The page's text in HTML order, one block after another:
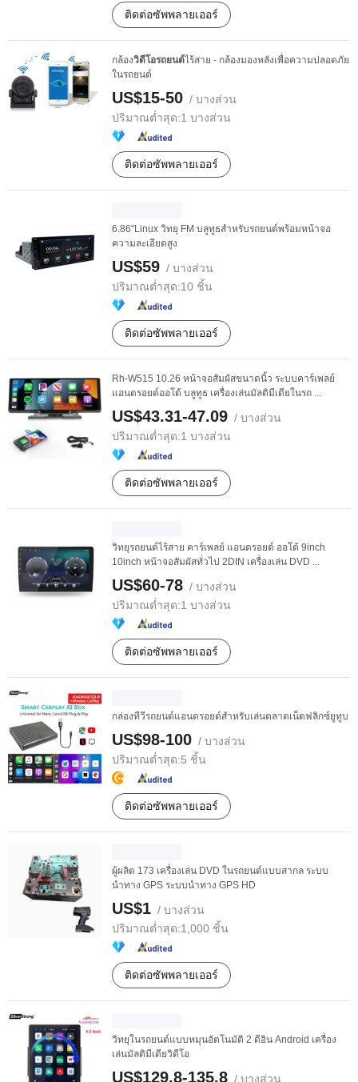
ติดต่อซัพพลายเออร์
กล้องวิดีโอรถยนต์ไร้สาย - กล้องมองหลังเพื่อความปลอดภัย
ในรถยนต์
US$15-50 / บางส่วน
ปริมาณต่ำสุด:1 บางส่วน
ติดต่อซัพพลายเออร์
6.86"Linux วิทยุ FM บลูทูธสำหรับรถยนต์พร้อมหน้าจอ
ความละเอียดสูง
US$59 / บางส่วน
ปริมาณต่ำสุด:10 ชิ้น
ติดต่อซัพพลายเออร์
Rh-W515 10.26 หน้าจอสัมผัสขนาดนิ้ว ระบบคาร์เพลย์
แอนดรอยด์ออโต้ บลูทูธ เครื่องเล่นมัลติมีเดียในรถ ...
US$43.31-47.09 / บางส่วน
ปริมาณต่ำสุด:1 บางส่วน
ติดต่อซัพพลายเออร์
วิทยุรถยนต์ไร้สาย คาร์เพลย์ แอนดรอยด์ ออโต้ 9inch
10inch หน้าจอสัมผัสทั่วไป 2DIN เครื่องเล่น DVD ...
US$60-78 / บางส่วน
ปริมาณต่ำสุด:1 บางส่วน
ติดต่อซัพพลายเออร์
กล่องทีวีรถยนต์แอนดรอยด์สำหรับเล่นตลาดเน็ตฟลิกซ์ยูทูบ
US$98-100 / บางส่วน
ปริมาณต่ำสุด:5 ชิ้น
ติดต่อซัพพลายเออร์
ผู้ผลิต 173 เครื่องเล่น DVD ในรถยนต์แบบสากล ระบบ
นำทาง GPS ระบบนำทาง GPS HD
US$1 / บางส่วน
ปริมาณต่ำสุด:1,000 ชิ้น
ติดต่อซัพพลายเออร์
วิทยุในรถยนต์แบบหมุนอัตโนมัติ 2 ดีอิน Android เครื่อง
เล่นมัลติมีเดียวิดีโอ
US$129.8-135.8 / บางส่วน